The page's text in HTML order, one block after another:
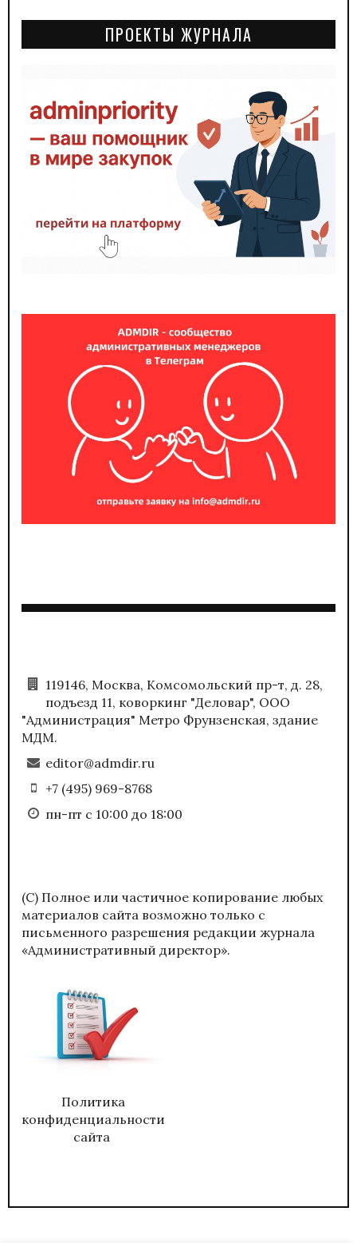
ПРОЕКТЫ ЖУРНАЛА
119146, Москва, Комсомольский пр-т, д. 28,
подъезд 11, коворкинг "Деловар", ООО
"Администрация" Метро Фрунзенская, здание
МДМ.
editor@admdir.ru
+7 (495) 969-8768
пн-пт с 10:00 до 18:00
(С) Полное или частичное копирование любых
материалов сайта возможно только с
письменного разрешения редакции журнала
«Административный директор».
Политика
конфиденциальности
сайта